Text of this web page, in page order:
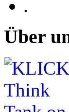
.
Über